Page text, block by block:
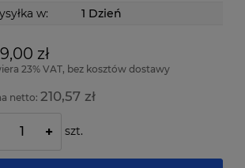
w:
1 Dzień
zł
23% VAT, bez kosztów dostawy
netto:210,57 zł
+ szt.